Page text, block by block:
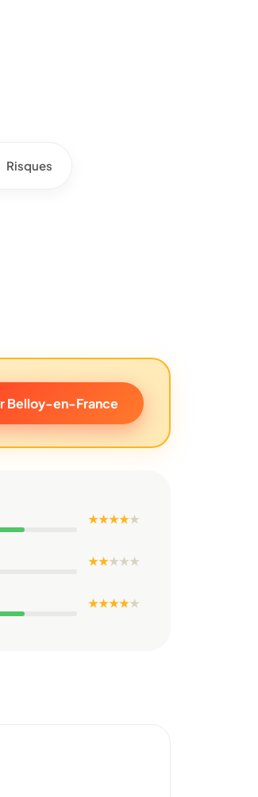
Risques
Belloy-en-France
★ ★ ★ ★★
★ ★★★★
★ ★ ★ ★★